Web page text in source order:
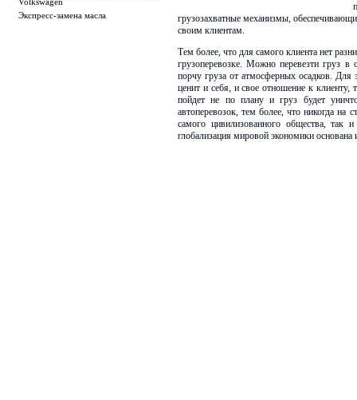
Volkswagen
Экспресс-замена масла
грузозахватные механизмы,
своим клиентам.
Тем более, что для самого клиента нет
грузоперевозке. Можно перевезти груз в
порчу груза от атмосферных осадков. Для
ценит и себя, и свое отношение к клиенту,
пойдет не по плану и груз будет
автоперевозок, тем более, что никогда
самого цивилизованного общества, так
глобализация мировой экономики